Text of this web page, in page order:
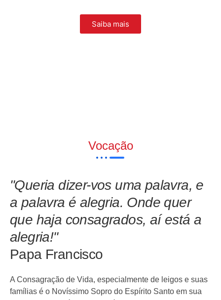
Saiba mais
Vocação
"Queria dizer-vos uma palavra, e
a palavra é alegria. Onde quer
que haja consagrados, aí está a
alegria!"
Papa Francisco
A Consagração de Vida, especialmente de leigos e suas
famílias é o Novíssimo Sopro do Espírito Santo em sua